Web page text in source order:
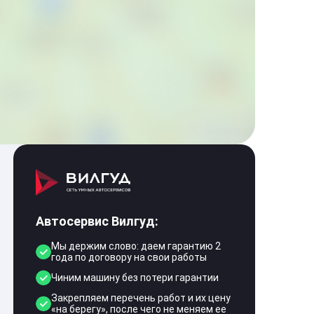
Автосервис Вилгуд:
Мы держим слово: даем гарантию 2
года по договору на свои работы
Чиним машину без потери гарантии
Закрепляем перечень работ и их цену
«на берегу», после чего не меняем ее